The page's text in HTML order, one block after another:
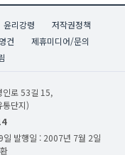
윤리강령
저작권정책
건
제휴미디어/문의
인로 53길 15,
통단지)
일 발행일 : 2007년 7월 2일